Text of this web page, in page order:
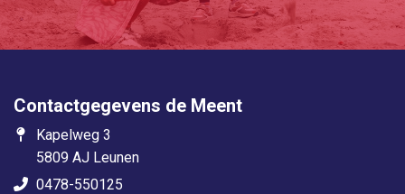
Contactgegevens de Meent
Kapelweg 3
5809 AJ Leunen
0478-550125